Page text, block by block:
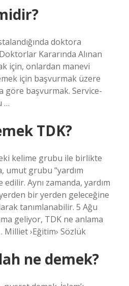
doktora
Kararında Alınan
için, onlardan manevi
için başvurmak üzere
göre başvurmak. Service-
…
TDK?
kelime grubu ile birlikte
umut grubu “yardım
Aynı zamanda, yardım
bir yerden geleceğine
tanımlanabilir. 5 Ağu
geliyor, TDK ne anlama
›Eğitim› Sözlük
ne demek?